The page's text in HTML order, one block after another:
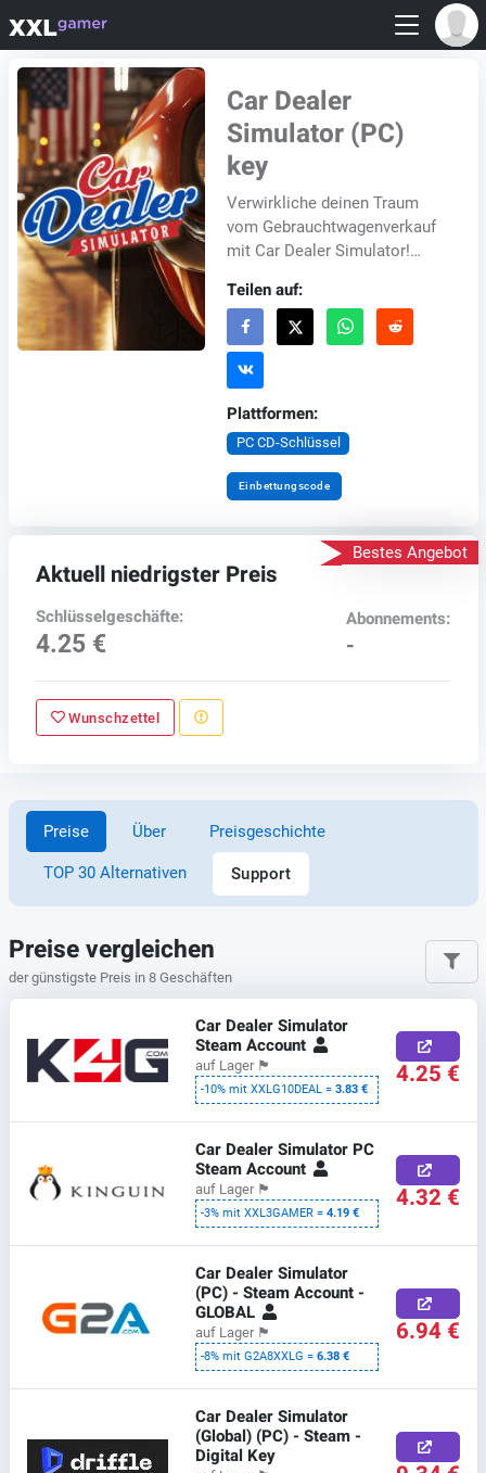
Car Dealer
Simulator (PC)
key
Verwirkliche deinen Traum
vom Gebrauchtwagenverkauf
mit Car Dealer Simulator!
Geschäfts von seinem
exzentrischen Besitzer Lit...
Teilen auf:
Plattformen:
PC CD-Schlüssel
Einbettungscode
Bestes Angebot
Aktuell niedrigster Preis
Schlüsselgeschäfte:
4.25 €
Abonnements:
-
Wunschzettel
Preise Über Preisgeschichte
TOP 30 Alternativen Support
Preise vergleichen
der günstigste Preis in 8 Geschäften
Car Dealer Simulator
Steam Account
auf Lager 🏴
-10% mit XXLG10DEAL =3.83 € 4.25 €
Car Dealer Simulator PC
Steam Account
auf Lager 🏴
-3% mit XXL3GAMER =4.19 € 4.32 €
Car Dealer Simulator
(PC) - Steam Account -
GLOBAL
auf Lager 🏴
-8% mit G2A8XXLG =6.38 €
6.94 €
Car Dealer Simulator
(Global) (PC) - Steam -
Digital Key